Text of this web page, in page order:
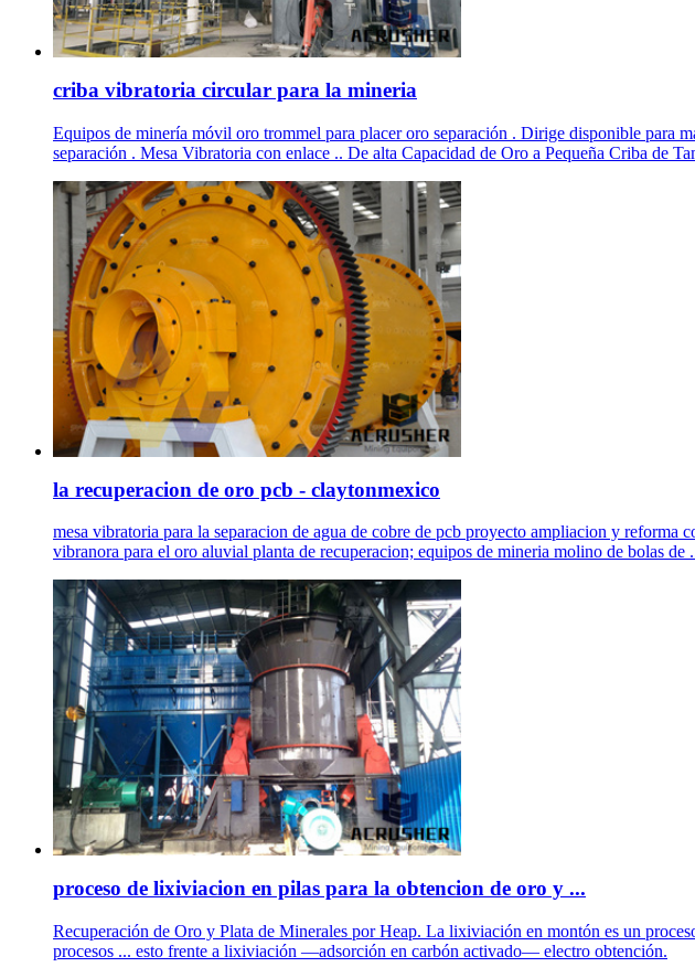
criba vibratoria circular para la mineria
Equipos de minería móvil oro trommel para placer oro separación . Dirige disponible para
separación . Mesa Vibratoria con enlace .. De alta Capacidad de Oro a Pequeña Criba de
la recuperacion de oro pcb - claytonmexico
mesa vibratoria para la separacion de agua de cobre de pcb proyecto ampliacion y
vibranora para el oro aluvial planta de recuperacion; equipos de mineria molino de bolas
proceso de lixiviacion en pilas para la obtencion de oro y ...
Recuperación de Oro y Plata de Minerales por Heap. La lixiviación en montón es un
procesos ... esto frente a lixiviación —adsorción en carbón activado— electro obtención.